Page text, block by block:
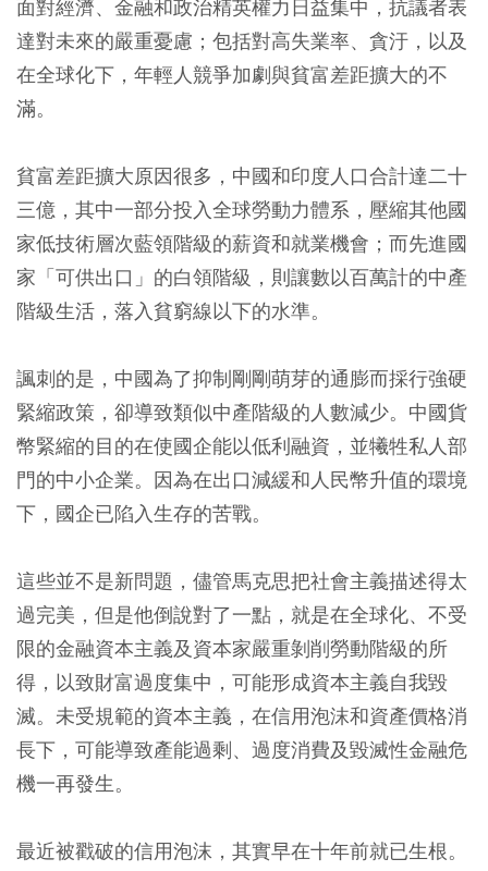
面對經濟、金融和政治精英權力日益集中，抗議者表
達對未來的嚴重憂慮；包括對高失業率、貪汙，以及
在全球化下，年輕人競爭加劇與貧富差距擴大的不
滿。
貧富差距擴大原因很多，中國和印度人口合計達二十
三億，其中一部分投入全球勞動力體系，壓縮其他國
家低技術層次藍領階級的薪資和就業機會；而先進國
家「可供出口」的白領階級，則讓數以百萬計的中產
階級生活，落入貧窮線以下的水準。
諷刺的是，中國為了抑制剛剛萌芽的通膨而採行強硬
緊縮政策，卻導致類似中產階級的人數減少。中國貨
幣緊縮的目的在使國企能以低利融資，並犧牲私人部
門的中小企業。因為在出口減緩和人民幣升值的環境
下，國企已陷入生存的苦戰。
這些並不是新問題，儘管馬克思把社會主義描述得太
過完美，但是他倒說對了一點，就是在全球化、不受
限的金融資本主義及資本家嚴重剝削勞動階級的所
得，以致財富過度集中，可能形成資本主義自我毀
滅。未受規範的資本主義，在信用泡沫和資產價格消
長下，可能導致產能過剩、過度消費及毀滅性金融危
機一再發生。
最近被戳破的信用泡沫，其實早在十年前就已生根。